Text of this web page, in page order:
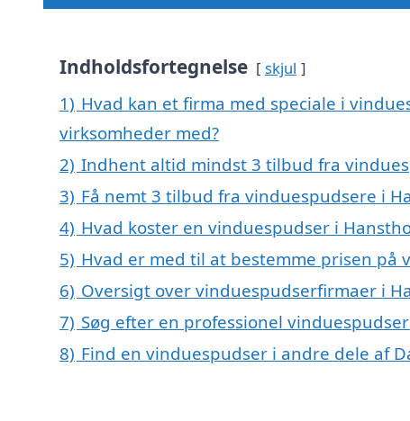
Indholdsfortegnelse skjul
1) Hvad kan et firma med speciale i
virksomheder med?
2) Indhent altid mindst 3 tilbud fra
3) Få nemt 3 tilbud fra vinduespudsere i
4) Hvad koster en vinduespudser i
5) Hvad er med til at bestemme prisen på
6) Oversigt over vinduespudserfirmaer i
7) Søg efter en professionel
8) Find en vinduespudser i andre dele af